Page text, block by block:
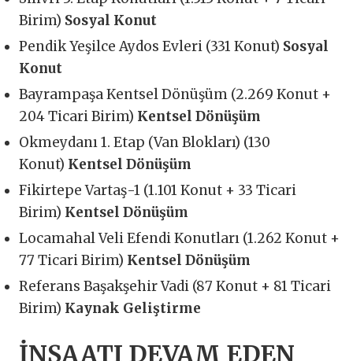
Birim) Sosyal Konut
Pendik Yeşilce Aydos Evleri (331 Konut) Sosyal
Konut
Bayrampaşa Kentsel Dönüşüm (2.269 Konut +
204 Ticari Birim) Kentsel Dönüşüm
Okmeydanı 1. Etap (Van Blokları) (130
Konut) Kentsel Dönüşüm
Fikirtepe Vartaş-1 (1.101 Konut + 33 Ticari
Birim) Kentsel Dönüşüm
Locamahal Veli Efendi Konutları (1.262 Konut +
77 Ticari Birim) Kentsel Dönüşüm
Referans Başakşehir Vadi (87 Konut + 81 Ticari
Birim) Kaynak Geliştirme
İNŞAATI DEVAM EDEN